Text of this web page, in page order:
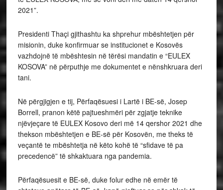
2021”.
Presidenti Thaçi gjithashtu ka shprehur mbështetjen për
misionin, duke konfirmuar se institucionet e Kosovës
vazhdojnë të mbështesin në tërësi mandatin e “EULEX
KOSOVA” në përputhje me dokumentet e nënshkruara deri
tani.
Në përgjigjen e tij, Përfaqësuesi i Lartë i BE-së, Josep
Borrell, pranon këtë pajtueshmëri për zgjatje teknike
njëvjeçare të EULEX Kosovo deri më 14 qershor 2021 dhe
thekson mbështetjen e BE-së për Kosovën, me theks të
veçantë te mbështetja në këto kohë të “sfidave të pa
precedencë” të shkaktuara nga pandemia.
Përfaqësuesit e BE-së, duke folur edhe në emër të